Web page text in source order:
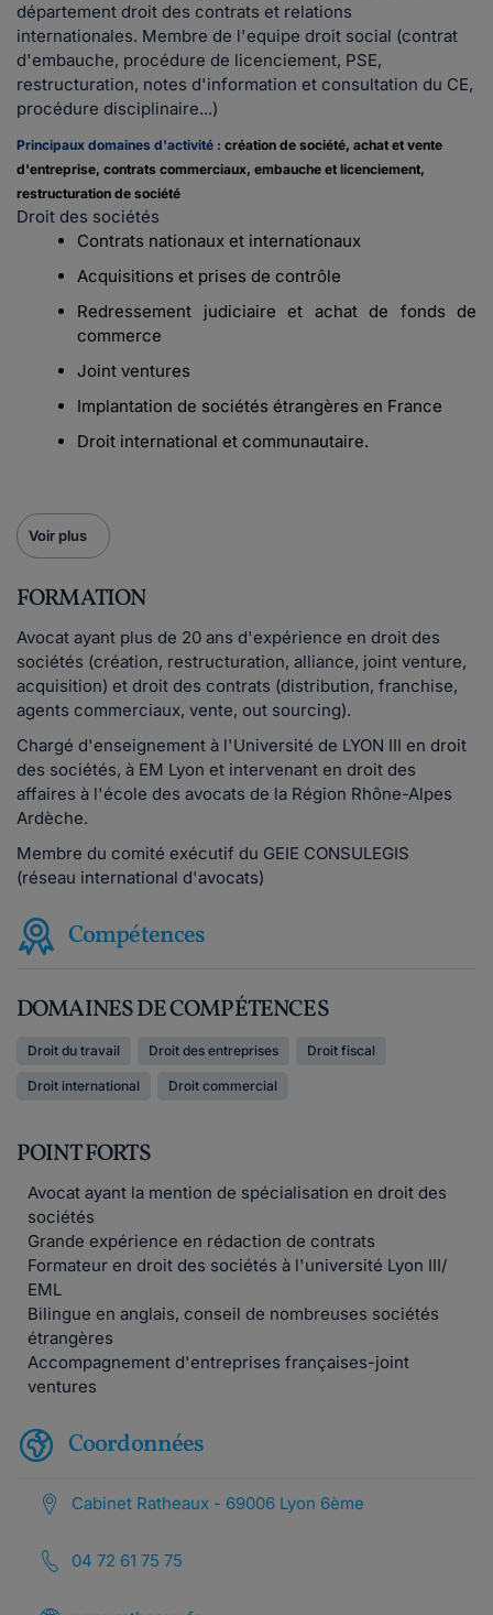
département droit des contrats et relations
internationales. Membre de l'equipe droit social (contrat
d'embauche, procédure de licenciement, PSE,
restructuration, notes d'information et consultation du CE,
procédure disciplinaire...)
Principaux domaines d'activité : création de société, achat et vente
d'entreprise, contrats commerciaux, embauche et licenciement,
restructuration de société
Droit des sociétés
Contrats nationaux et internationaux
Acquisitions et prises de contrôle
Redressement judiciaire et achat de fonds de
commerce
Joint ventures
Implantation de sociétés étrangères en France
Droit international et communautaire.
Voir plus
FORMATION
Avocat ayant plus de 20 ans d'expérience en droit des
sociétés (création, restructuration, alliance, joint venture,
acquisition) et droit des contrats (distribution, franchise,
agents commerciaux, vente, out sourcing).
Chargé d'enseignement à l'Université de LYON III en droit
des sociétés, à EM Lyon et intervenant en droit des
affaires à l'école des avocats de la Région Rhône-Alpes
Ardèche.
Membre du comité exécutif du GEIE CONSULEGIS
(réseau international d'avocats)
Compétences
DOMAINES DE COMPÉTENCES
Droit du travail Droit des entreprises Droit fiscal
Droit international Droit commercial
POINT FORTS
Avocat ayant la mention de spécialisation en droit des
sociétés
Grande expérience en rédaction de contrats
Formateur en droit des sociétés à l'université Lyon III/
EML
Bilingue en anglais, conseil de nombreuses sociétés
étrangères
Accompagnement d'entreprises françaises-joint
ventures
Coordonnées
Cabinet Ratheaux - 69006 Lyon 6ème
04 72 61 75 75